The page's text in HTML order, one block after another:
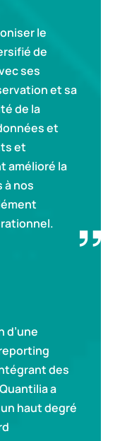
le
de
ses
et sa
de la
et
et
amélioré la
à nos
d’une
des
a
haut degré